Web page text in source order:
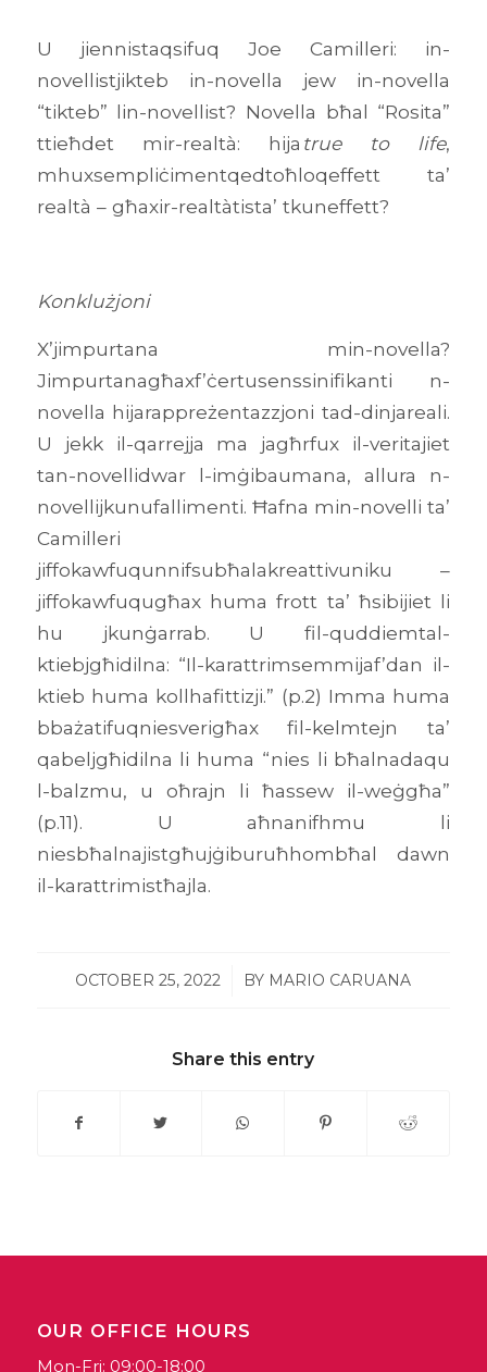
U jiennistaqsifuq Joe Camilleri: in-
novellistjikteb in-novella jew in-novella
“tikteb” lin-novellist? Novella bħal “Rosita”
ttieħdet mir-realtà: hija true to life,
mhuxsempliċimentqedtoħloqeffett ta’
realtà – għaxir-realtàtista’ tkuneffett?
Konklużjoni
X’jimpurtana min-novella?
Jimpurtanagħaxf’ċertusenssinifikanti n-
novella hijarappreżentazzjoni tad-dinjareali.
U jekk il-qarrejja ma jagħrfux il-veritajiet
tan-novellidwar l-imġibaumana, allura n-
novellijkunufallimenti. Ħafna min-novelli ta’
Camilleri
jiffokawfuqunnifsubħalakreattivuniku –
jiffokawfuqugħax huma frott ta’ ħsibijiet li
hu jkunġarrab. U fil-quddiemtal-
ktiebjgħidilna: “Il-karattrimsemmijaf’dan il-
ktieb huma kollhafittizji.” (p.2) Imma huma
bbażatifuqniesverigħax fil-kelmtejn ta’
qabeljgħidilna li huma “nies li bħalnadaqu
l-balzmu, u oħrajn li ħassew il-weġgħa”
(p.11). U aħnanifhmu li
niesbħalnajistgħujġiburuħhombħal dawn
il-karattrimistħajla.
OCTOBER 25, 2022
/ BY MARIO CARUANA
Share this entry
OUR OFFICE HOURS
Mon-Fri: 09:00-18:00